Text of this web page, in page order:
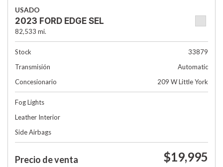
USADO
2023 FORD EDGE SEL
82,533 mi.
Stock
33879
Transmisión
Automatic
Concesionario
209 W Little York
Fog Lights
Leather Interior
Side Airbags
Precio de venta $19,995